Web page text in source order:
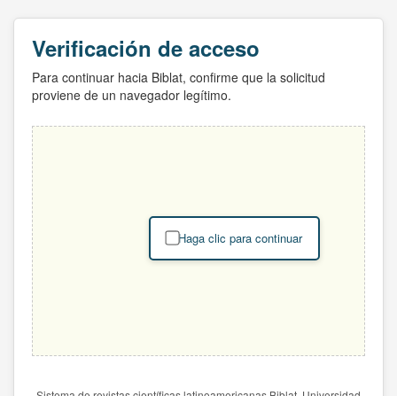
Verificación de acceso
Para continuar hacia Biblat, confirme que la solicitud
proviene de un navegador legítimo.
Haga clic para continuar